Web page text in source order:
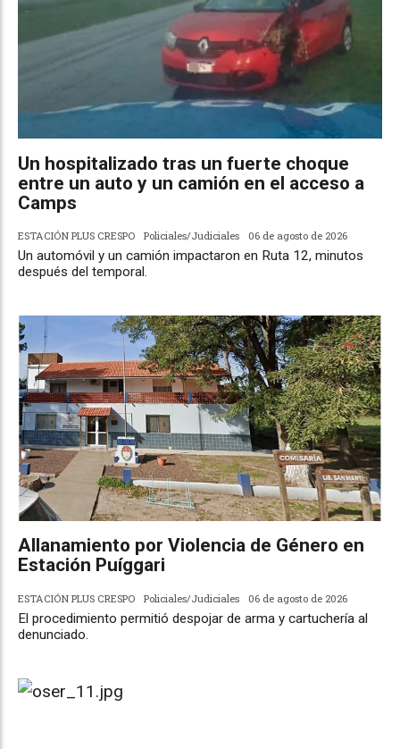
Un hospitalizado tras un fuerte choque
entre un auto y un camión en el acceso a
Camps
ESTACIÓN PLUS CRESPO Policiales/Judiciales 06 de agosto de 2026
Un automóvil y un camión impactaron en Ruta 12, minutos
después del temporal.
Allanamiento por Violencia de Género en
Estación Puíggari
ESTACIÓN PLUS CRESPO Policiales/Judiciales 06 de agosto de 2026
El procedimiento permitió despojar de arma y cartuchería al
denunciado.